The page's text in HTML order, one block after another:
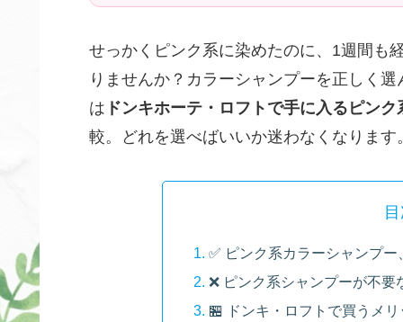
せっかくピンク系に染めたのに、1週間
りませんか？カラーシャンプーを正しく選
は ドンキホーテ・ロフトで手に入るピン
較。どれを選べばいいか迷わなくなります
✅ ピンク系カラーシャンプ
❌ ピンク系シャンプーが不要
🏪 ドンキ・ロフトで買うメ